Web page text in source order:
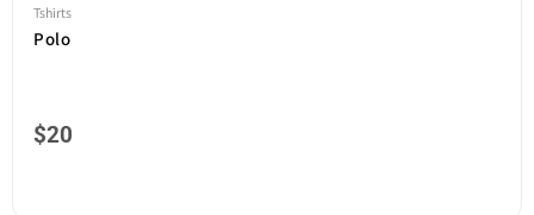
Tshirts
Polo
$20